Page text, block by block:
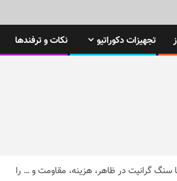
تجهیزات دکوراتیو
نکات و ترفندها
گرانیت در ظاهر، هزینه، مقاومت و … را